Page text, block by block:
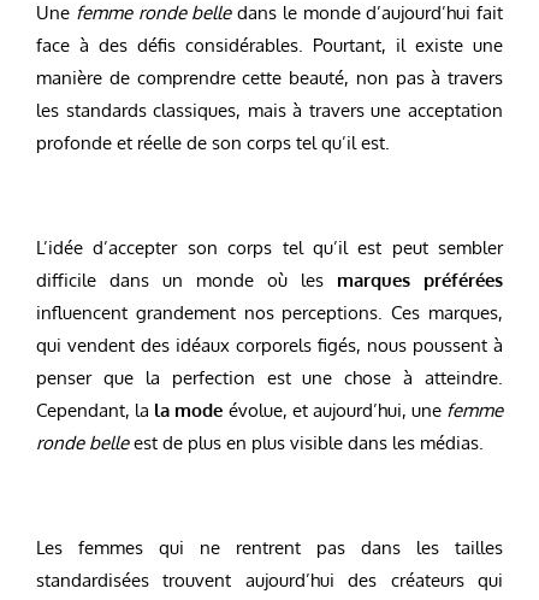
Une femme ronde belledans le monde d’aujourd’hui fait
face à des défis considérables. Pourtant, il existe une
manière de comprendre cette beauté, non pas à travers
les standards classiques, mais à travers une acceptation
profonde et réelle de son corps tel qu’il est.
L’idée d’accepter son corps tel qu’il est peut sembler
difficile dans un monde où les marques préférées
influencent grandement nos perceptions. Ces marques,
qui vendent des idéaux corporels figés, nous poussent à
penser que la perfection est une chose à atteindre.
Cependant, la la mode évolue, et aujourd’hui, une femme
ronde belleest de plus en plus visible dans les médias.
Les femmes qui ne rentrent pas dans les tailles
standardisées trouvent aujourd’hui des créateurs qui